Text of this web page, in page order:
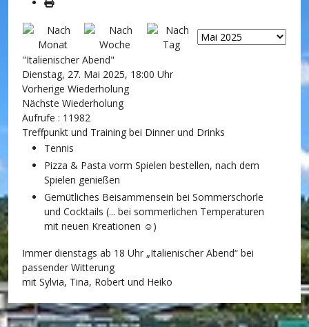
"Italienischer Abend"
Dienstag, 27. Mai 2025, 18:00 Uhr
Vorherige Wiederholung
Nächste Wiederholung
Aufrufe : 11982
Treffpunkt und Training bei Dinner und Drinks
Tennis
Pizza & Pasta vorm Spielen bestellen, nach dem
Spielen genießen
Gemütliches Beisammensein bei Sommerschorle
und Cocktails (... bei sommerlichen Temperaturen
mit neuen Kreationen ☺)
Immer dienstags ab 18 Uhr „Italienischer Abend“ bei
passender Witterung
mit Sylvia, Tina, Robert und Heiko